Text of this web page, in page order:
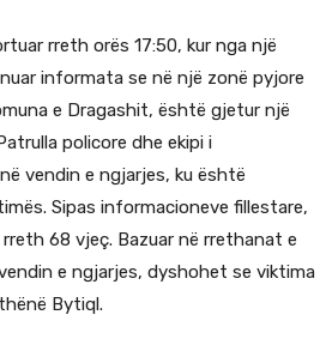
rreth orës 17:50, kur nga një
informata se në një zonë pyjore
e Dragashit, është gjetur një
policore dhe ekipi i
vendin e ngjarjes, ku është
Sipas informacioneve fillestare,
68 vjeç. Bazuar në rrethanat e
e ngjarjes, dyshohet se viktima
Bytiql.